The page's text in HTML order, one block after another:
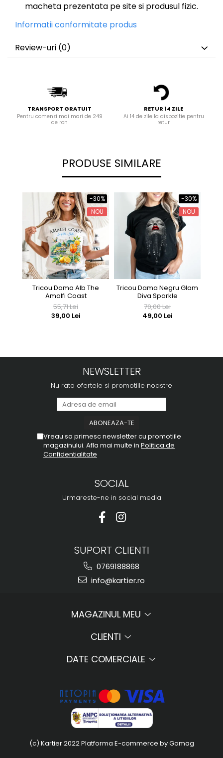
macheta prezentata pe site si produsul fizic.
Informatii conformitate produs
Review-uri (0)
TRANSPORT GRATUIT
Pentru comenzi mai mari de 249
de ron
RETUR 14 ZILE
Ai 14 de zile la dispozitie pentru
retur
PRODUSE SIMILARE
-30%
NOU
Tricou Dama Alb The
Amalfi Coast
55,71 Lei
39,00 Lei
-30%
NOU
Tricou Dama Negru Glam
Diva Sparkle
70,00 Lei
49,00 Lei
NEWSLETTER
Nu rata ofertele si promotiile noastre
Vreau sa primesc newsletter cu promotiile
magazinului. Afla mai multe in Politica de
Confidentialitate
SOCIAL
Urmareste-ne in social media
SUPORT CLIENTI
0769188868
info@kartier.ro
MAGAZINUL MEU
CLIENTI
DATE COMERCIALE
(c) Kartier 2022Platforma E-commerce by Gomag